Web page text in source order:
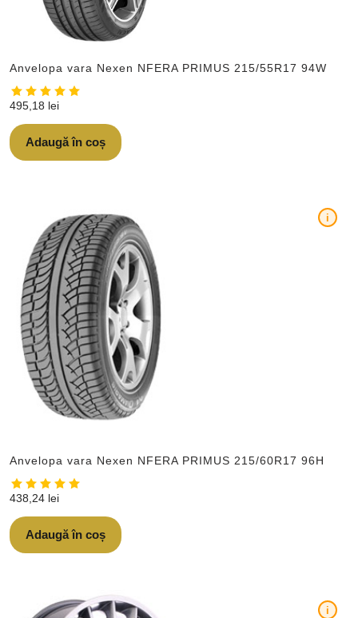
Anvelopa vara Nexen NFERA PRIMUS 215/55R17 94W
495,18 lei
Adaugă în coș
Anvelopa vara Nexen NFERA PRIMUS 215/60R17 96H
i
438,24 lei
Adaugă în coș
i